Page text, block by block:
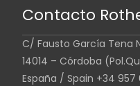
Contacto
C/ Fausto García Tena
14014 – Córdoba
España / Spain +34 957